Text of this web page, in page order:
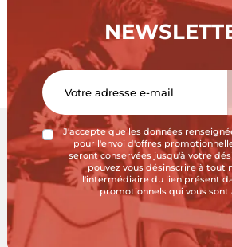
J'accepte que les données
pour l'envoi d'offres
seront conservées jusqu'à votre
pouvez vous désinscrire à tout
l'intermédiaire du lien présent
promotionnels qui vous sont